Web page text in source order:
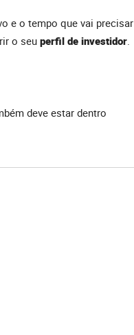
e o tempo que vai precisar
o seuperfil de investidor.
deve estar dentro